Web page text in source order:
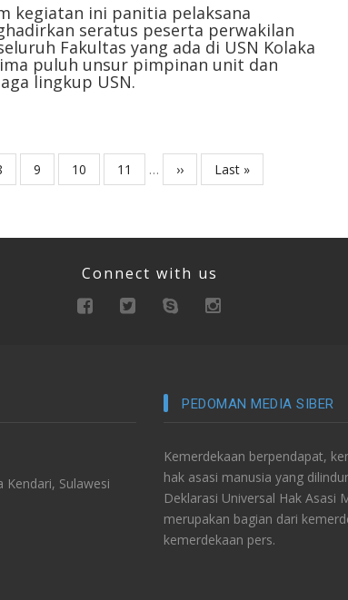
kegiatan ini panitia pelaksana
seratus peserta perwakilan
Fakultas yang ada di USN Kolaka
puluh unsur pimpinan unit dan
lingkup USN.
Page
9 Page
10 Page
11 …
Next
page
››
Last
page
Last »
Connect with us
Kendari, Sulawesi
PEDOMAN MEDIA SIBER
Kemerdekaan berpendapat,
hak asasi manusia yang
Deklarasi Universal Hak Asasi
merupakan bagian dari
kemerdekaan pers.